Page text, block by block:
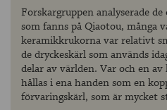
Forskargruppen analyserade
som fanns på Qiaotou, många
keramikkrukorna var relativt
de dryckeskärl som används
delar av världen. Var och en
hållas i ena handen som en
förvaringskärl, som är mycket